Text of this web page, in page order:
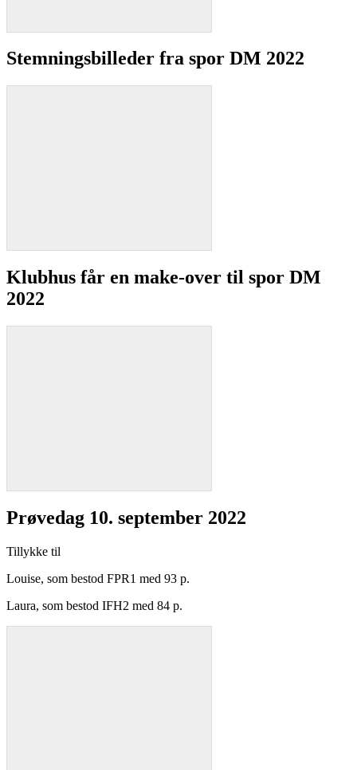
Stemningsbilleder fra spor DM 2022
Klubhus får en make-over til spor DM
2022
Prøvedag 10. september 2022
Tillykke til
Louise, som bestod FPR1 med 93 p.
Laura, som bestod IFH2 med 84 p.